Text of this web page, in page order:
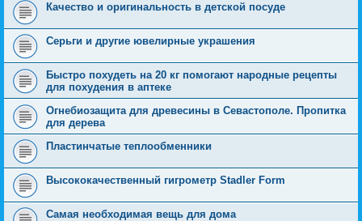
Качество и оригинальность в детской посуде
Серьги и другие ювелирные украшения
Быстро похудеть на 20 кг помогают народные рецепты
для похудения в аптеке
Огнебиозащита для древесины в Севастополе. Пропитка
для дерева
Пластинчатые теплообменники
Высококачественный гигрометр Stadler Form
Самая необходимая вещь для дома